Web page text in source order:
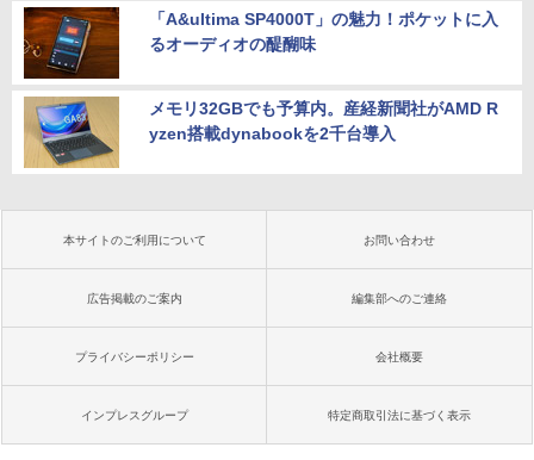
「A&ultima SP4000T」の魅力！ポケットに入
るオーディオの醍醐味
メモリ32GBでも予算内。産経新聞社がAMD R
yzen搭載dynabookを2千台導入
本サイトのご利用について お問い合わせ
広告掲載のご案内 編集部へのご連絡
プライバシーポリシー 会社概要
インプレスグループ 特定商取引法に基づく表示